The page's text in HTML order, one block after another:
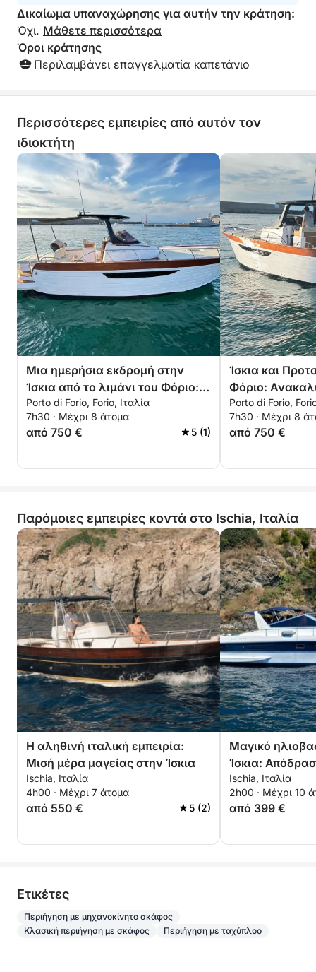
Δικαίωμα υπαναχώρησης για αυτήν την κράτηση:
Όχι. Μάθετε περισσότερα
Όροι κράτησης
Περιλαμβάνει επαγγελματία καπετάνιο
Περισσότερες εμπειρίες από αυτόν τον
ιδιοκτήτη
Μια ημερήσια εκδρομή στην
Ίσκια από το λιμάνι του Φόριο:
μια εκδρομή με βάρκα γύρω από
το καταπράσινο νησί
Porto di Forio, Forio, Ιταλία
7h30 · Μέχρι 8 άτομα
από 750 € 5 (1)
Ίσκια και
Φόριο:
νησιά με μια
Porto di Forio,
7h30 · Μέχρι 8
από 750 €
Παρόμοιες εμπειρίες κοντά στο Ischia, Ιταλία
Η αληθινή ιταλική εμπειρία:
Μισή μέρα μαγείας στην Ίσκια
Ischia, Ιταλία
4h00 · Μέχρι 7 άτομα
από 550 € 5 (2)
Μαγικό
Ίσκια:
Ischia, Ιταλία
2h00 · Μέχρι 10
από 399 €
Eτικέτες
Περιήγηση με μηχανοκίνητο σκάφος
Κλασική περιήγηση με σκάφος
Περιήγηση με ταχύπλοο